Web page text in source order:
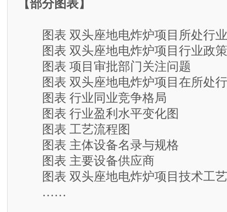
【部分图表】
图表 双头座地电炸炉项目所处行业
图表 双头座地电炸炉项目行业政
图表 项目审批部门关注问题
图表 双头座地电炸炉项目在所处行
图表 行业同业竞争格局
图表 行业盈利水平变化图
图表 工艺流程图
图表 主体设备名录与规格
图表 主要设备供应商
图表 双头座地电炸炉项目技术工
……